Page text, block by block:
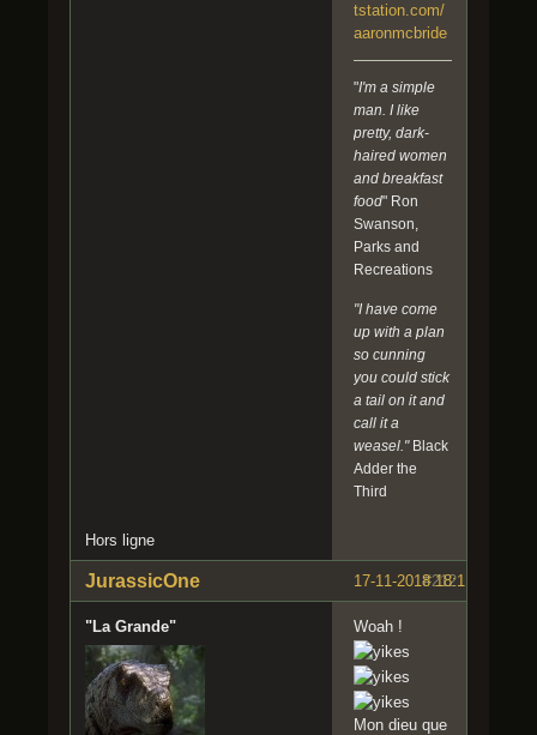
tstation.com/
aaronmcbride
"I'm a simple
man. I like
pretty, dark-
haired women
and breakfast
food" Ron
Swanson,
Parks and
Recreations
"I have come
up with a plan
so cunning
you could stick
a tail on it and
call it a
weasel."Black
Adder the
Third
Hors ligne
#212
17-11-2018 18:11:41
JurassicOne
"La Grande" Woah !
Mon dieu que